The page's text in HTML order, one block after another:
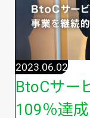
BtoCサー
109％達成
2023.06.02